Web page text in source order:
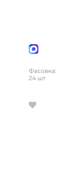
Фасовка:
24 шт